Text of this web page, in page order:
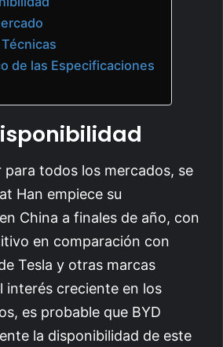
de las Especificaciones
todos los mercados, se
Han empiece su
China a finales de año, con
en comparación con
Tesla y otras marcas
interés creciente en los
es probable que BYD
la disponibilidad de este